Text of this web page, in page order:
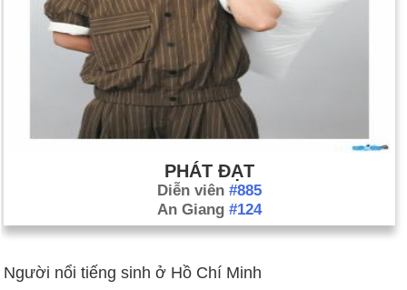
PHÁT ĐẠT
Diễn viên #885
An Giang #124
Người nổi tiếng sinh ở Hồ Chí Minh